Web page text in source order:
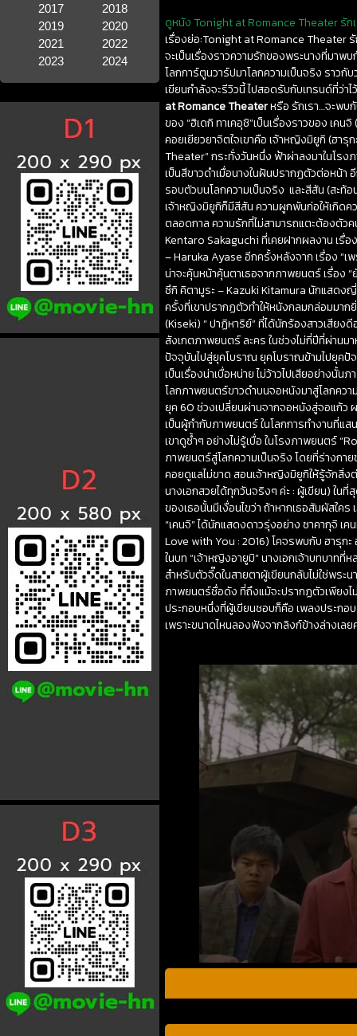
2017
2018
2019
2020
2021
2022
2023
2024
ดูหนัง Tonight at Romance Theater รัก
เรื่องย่อ:Tonight at Romance Theater รั
จะเป็นเรื่องราวความรักของพระนางที่มา
โลกการ์ตูนวาร์ปมาโลกความเป็นจริง ราวกั
เขียนกำลังจะรีวิวนี้ ไปสอดรับกับเทรนด์ที่ว่
at Romance Theaterหรือ รักเรา…จะพ
ของ “ฮิเดกิ ทาเคอุชิ”เป็นเรื่องราวของ เค
คอยเยียวยาจิตใจเขาคือ เจ้าหญิงมิยูกิ (ฮารุ
Theater” กระทั่งวันหนึ่ง ฟ้าผ่าลงมาในโร
เป็นสีขาวดำเมื่อนางในฝันปรากฏตัวต่อหน้า
รอบตัวบนโลกความเป็นจริง และสีสัน (สะท้
เจ้าหญิงมิยูกิก็มีสีสัน ความผูกพันก่อให้เกิดคว
ตลอดกาล ความรักที่ไม่สามารถแตะต้องตัวค
Kentaro Sakaguchi ที่เคยฝากผลงาน เรื่อ
– Haruka Ayase อีกครั้งหลังจาก เรื่อง “เ
น่าจะคุ้นหน้าคุ้นตาเธอจากภาพยนตร์ เรื่อง
ซึกิ คิตามูระ – Kazuki Kitamura นักแสดงญี่
ครั้งที่เขาปรากฏตัวทำให้หนังกลมกล่อมมา
(Kiseki) “ ปาฏิหาริย์” ที่ได้นักร้องสาวเสียง
สังเกตภาพยนตร์ ละคร ในช่วงไม่กี่ปีที่ผ่านม
ปัจจุบันไปสู่ยุคโบราณ ยุคโบราณข้ามไปยุคปั
เป็นเรื่องน่าเบื่อหน่าย ไม่ว้าวไปเสียอย่างนั้
โลกภาพยนตร์ขาวดำบนจอหนังมาสู่โลกควา
ยุค 60 ช่วงเปลี่ยนผ่านจากจอหนังสู่จอแก้ว ผ
เป็นผู้กำกับภาพยนตร์ ในโลกการทำงานที่แส
เขาดูซ้ำๆ อย่างไม่รู้เบื่อ ในโรงภาพยนตร์
ภาพยนตร์สู่โลกความเป็นจริง โดยที่ร่างกา
คอยดูแลไม่ขาด สอนเจ้าหญิงมิยูกิให้รู้จักสิ่ง
นางเอกสวยได้ทุกวันจริงๆ ค่ะ : ผู้เขียน) ใน
ของเธอนั้นมีเงื่อนไขว่า ถ้าหากเธอสัมผัสใค
“เคนจิ” ได้นักแสดงดาวรุ่งอย่าง ซาคากุจิ เ
Love with You : 2016) โคจรพบกับ ฮารุกะ
ในบท “เจ้าหญิงอายูมิ” นางเอกเจ้าบทบาท
สำหรับตัวจี๊ดในสายตาผู้เขียนกลับไม่ใช่พระ
ภาพยนตร์ชื่อดัง ที่ถึงแม้จะปรากฏตัวเพียง
ประกอบหนึ่งที่ผู้เขียนชอบก็คือ เพลงประกอ
เพราะขนาดไหนลองฟังจากลิงก์ข้างล่างเลย